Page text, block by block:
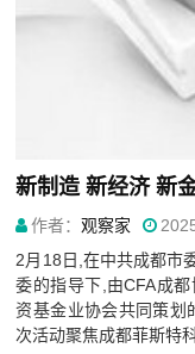
作者：观察家
2月18日,在中共成都市
委的指导下,由CFA成
资基金业协会共同策划
次活动聚焦成都菲斯特